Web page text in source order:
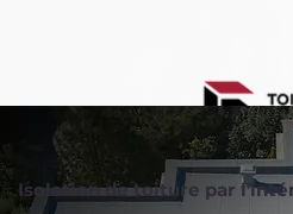
Isolation de toiture par